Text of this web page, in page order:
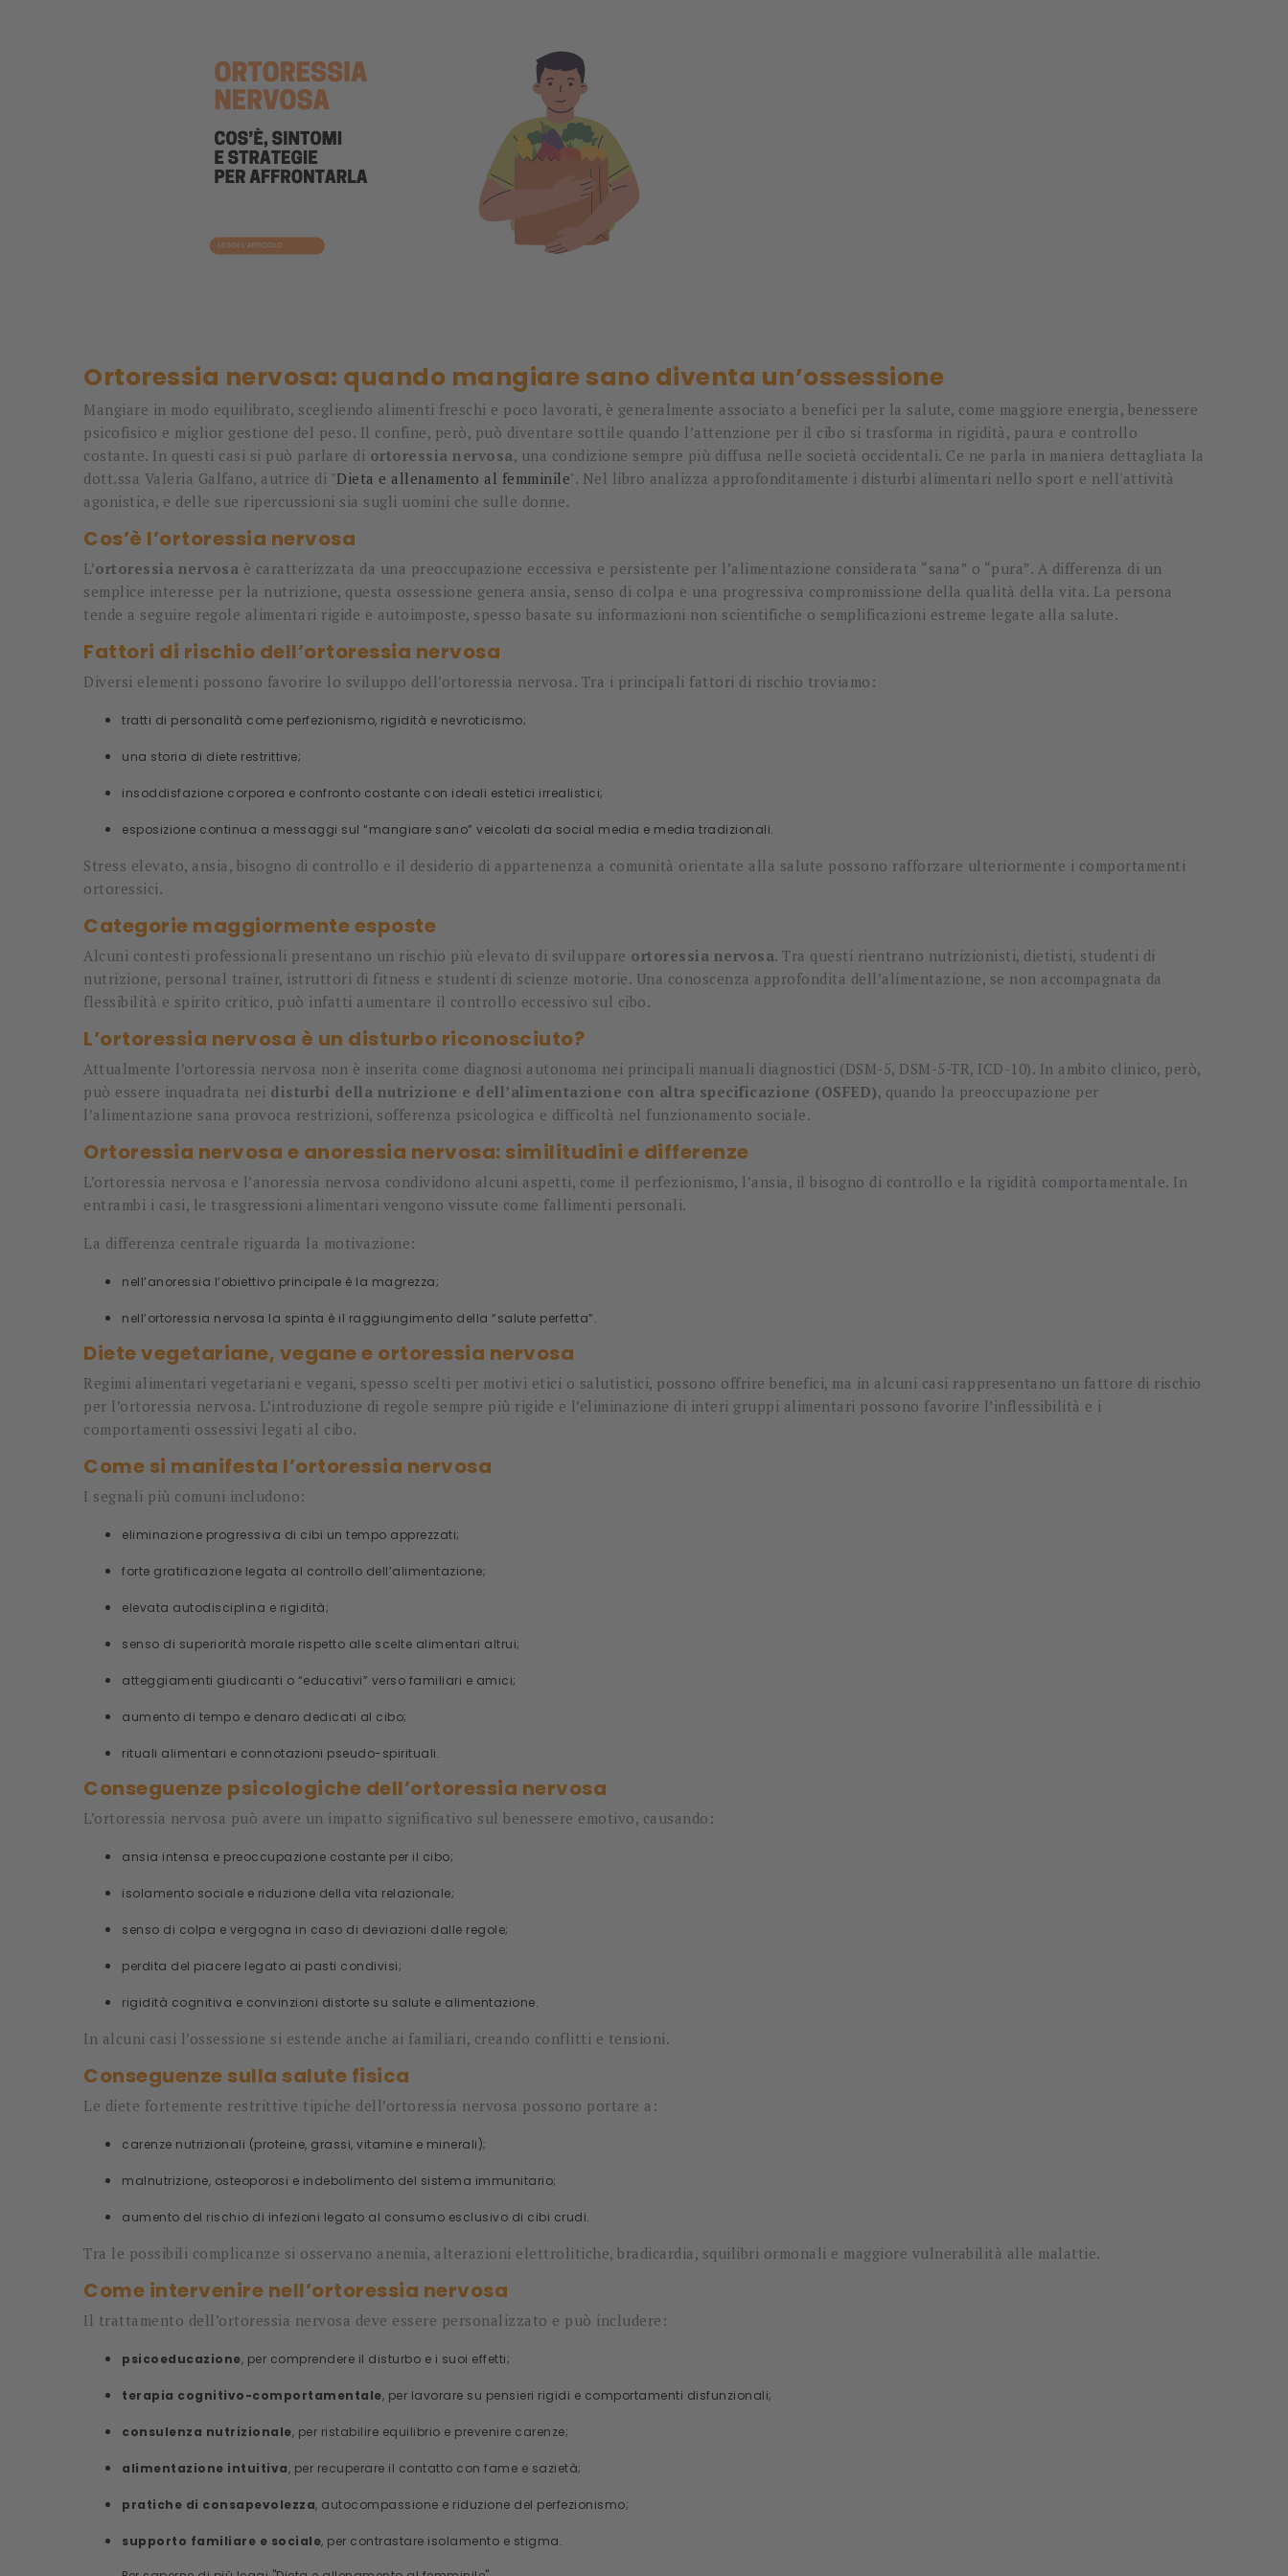
Ortoressia nervosa: quando mangiare sano diventa un’ossessione
Mangiare in modo equilibrato, scegliendo alimenti freschi e poco lavorati, è generalmente associato a benefici per la salute, come maggiore energia, benessere
psicofisico e miglior gestione del peso. Il confine, però, può diventare sottile quando l’attenzione per il cibo si trasforma in rigidità, paura e controllo
costante. In questi casi si può parlare di ortoressia nervosa, una condizione sempre più diffusa nelle società occidentali. Ce ne parla in maniera dettagliata la
dott.ssa Valeria Galfano, autrice di "Dieta e allenamento al femminile". Nel libro analizza approfonditamente i disturbi alimentari nello sport e nell'attività
agonistica, e delle sue ripercussioni sia sugli uomini che sulle donne.
Cos’è l’ortoressia nervosa
L’ortoressia nervosa è caratterizzata da una preoccupazione eccessiva e persistente per l’alimentazione considerata “sana” o “pura”. A differenza di un
semplice interesse per la nutrizione, questa ossessione genera ansia, senso di colpa e una progressiva compromissione della qualità della vita. La persona
tende a seguire regole alimentari rigide e autoimposte, spesso basate su informazioni non scientifiche o semplificazioni estreme legate alla salute.
Fattori di rischio dell’ortoressia nervosa
Diversi elementi possono favorire lo sviluppo dell’ortoressia nervosa. Tra i principali fattori di rischio troviamo:
tratti di personalità come perfezionismo, rigidità e nevroticismo;
una storia di diete restrittive;
insoddisfazione corporea e confronto costante con ideali estetici irrealistici;
esposizione continua a messaggi sul “mangiare sano” veicolati da social media e media tradizionali.
Stress elevato, ansia, bisogno di controllo e il desiderio di appartenenza a comunità orientate alla salute possono rafforzare ulteriormente i comportamenti
ortoressici.
Categorie maggiormente esposte
Alcuni contesti professionali presentano un rischio più elevato di sviluppare ortoressia nervosa. Tra questi rientrano nutrizionisti, dietisti, studenti di
nutrizione, personal trainer, istruttori di fitness e studenti di scienze motorie. Una conoscenza approfondita dell’alimentazione, se non accompagnata da
flessibilità e spirito critico, può infatti aumentare il controllo eccessivo sul cibo.
L’ortoressia nervosa è un disturbo riconosciuto?
Attualmente l’ortoressia nervosa non è inserita come diagnosi autonoma nei principali manuali diagnostici (DSM-5, DSM-5-TR, ICD-10). In ambito clinico, però,
può essere inquadrata nei disturbi della nutrizione e dell’alimentazione con altra specificazione (OSFED), quando la preoccupazione per
l’alimentazione sana provoca restrizioni, sofferenza psicologica e difficoltà nel funzionamento sociale.
Ortoressia nervosa e anoressia nervosa: similitudini e differenze
L’ortoressia nervosa e l’anoressia nervosa condividono alcuni aspetti, come il perfezionismo, l’ansia, il bisogno di controllo e la rigidità comportamentale. In
entrambi i casi, le trasgressioni alimentari vengono vissute come fallimenti personali.
La differenza centrale riguarda la motivazione:
nell’anoressia l’obiettivo principale è la magrezza;
nell’ortoressia nervosa la spinta è il raggiungimento della “salute perfetta”.
Diete vegetariane, vegane e ortoressia nervosa
Regimi alimentari vegetariani e vegani, spesso scelti per motivi etici o salutistici, possono offrire benefici, ma in alcuni casi rappresentano un fattore di rischio
per l’ortoressia nervosa. L’introduzione di regole sempre più rigide e l’eliminazione di interi gruppi alimentari possono favorire l’inflessibilità e i
comportamenti ossessivi legati al cibo.
Come si manifesta l’ortoressia nervosa
I segnali più comuni includono:
eliminazione progressiva di cibi un tempo apprezzati;
forte gratificazione legata al controllo dell’alimentazione;
elevata autodisciplina e rigidità;
senso di superiorità morale rispetto alle scelte alimentari altrui;
atteggiamenti giudicanti o “educativi” verso familiari e amici;
aumento di tempo e denaro dedicati al cibo;
rituali alimentari e connotazioni pseudo-spirituali.
Conseguenze psicologiche dell’ortoressia nervosa
L’ortoressia nervosa può avere un impatto significativo sul benessere emotivo, causando:
ansia intensa e preoccupazione costante per il cibo;
isolamento sociale e riduzione della vita relazionale;
senso di colpa e vergogna in caso di deviazioni dalle regole;
perdita del piacere legato ai pasti condivisi;
rigidità cognitiva e convinzioni distorte su salute e alimentazione.
In alcuni casi l’ossessione si estende anche ai familiari, creando conflitti e tensioni.
Conseguenze sulla salute fisica
Le diete fortemente restrittive tipiche dell’ortoressia nervosa possono portare a:
carenze nutrizionali (proteine, grassi, vitamine e minerali);
malnutrizione, osteoporosi e indebolimento del sistema immunitario;
aumento del rischio di infezioni legato al consumo esclusivo di cibi crudi.
Tra le possibili complicanze si osservano anemia, alterazioni elettrolitiche, bradicardia, squilibri ormonali e maggiore vulnerabilità alle malattie.
Come intervenire nell’ortoressia nervosa
Il trattamento dell’ortoressia nervosa deve essere personalizzato e può includere:
psicoeducazione, per comprendere il disturbo e i suoi effetti;
terapia cognitivo-comportamentale, per lavorare su pensieri rigidi e comportamenti disfunzionali;
consulenza nutrizionale, per ristabilire equilibrio e prevenire carenze;
alimentazione intuitiva, per recuperare il contatto con fame e sazietà;
pratiche di consapevolezza, autocompassione e riduzione del perfezionismo;
supporto familiare e sociale, per contrastare isolamento e stigma.